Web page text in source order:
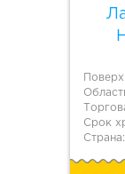
Срок
Страна: